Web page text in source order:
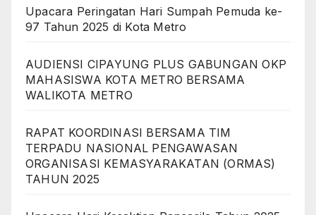
Upacara Peringatan Hari Sumpah Pemuda ke-
97 Tahun 2025 di Kota Metro
AUDIENSI CIPAYUNG PLUS GABUNGAN OKP
MAHASISWA KOTA METRO BERSAMA
WALIKOTA METRO
RAPAT KOORDINASI BERSAMA TIM
TERPADU NASIONAL PENGAWASAN
ORGANISASI KEMASYARAKATAN (ORMAS)
TAHUN 2025